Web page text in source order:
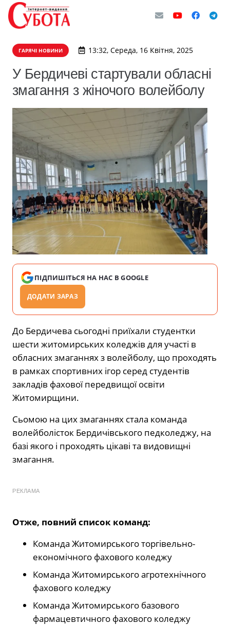
ГАРЯЧІ НОВИНИ 13:32, Середа, 16 Квітня, 2025
У Бердичеві стартували обласні
змагання з жіночого волейболу
ПІДПИШІТЬСЯ НА НАС В GOOGLE
ДОДАТИ ЗАРАЗ
До Бердичева сьогодні приїхали студентки
шести житомирських коледжів для участі в
обласних змаганнях з волейболу, що проходять
в рамках спортивних ігор серед студентів
закладів фахової передвищої освіти
Житомирщини.
Сьомою на цих змаганнях стала команда
волейболісток Бердичівського педколеджу, на
базі якого і проходять цікаві та видовищні
змагання.
РЕКЛАМА
Отже, повний список команд:
Команда Житомирського торгівельно-
економічного фахового коледжу
Команда Житомирського агротехнічного
фахового коледжу
Команда Житомирського базового
фармацевтичного фахового коледжу